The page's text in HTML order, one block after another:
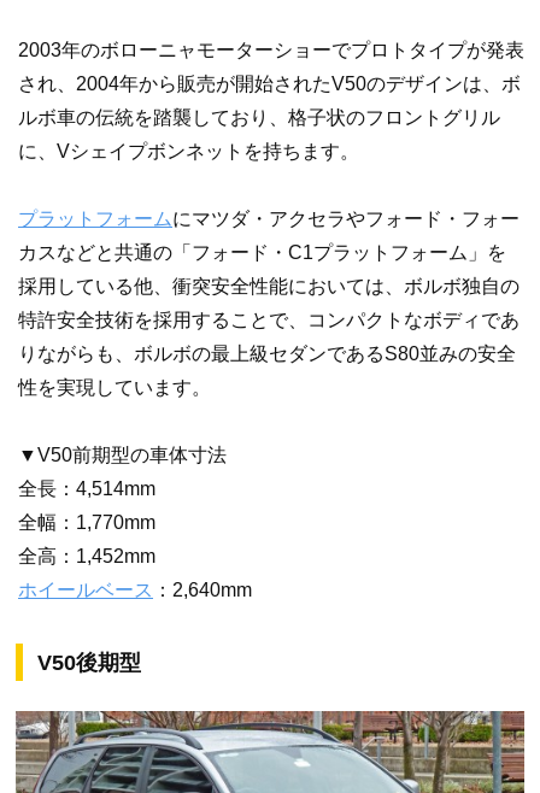
2003年のボローニャモーターショーでプロトタイプが発表
され、2004年から販売が開始されたV50のデザインは、ボ
ルボ車の伝統を踏襲しており、格子状のフロントグリル
に、Vシェイプボンネットを持ちます。
プラットフォームにマツダ・アクセラやフォード・フォー
カスなどと共通の「フォード・C1プラットフォーム」を
採用している他、衝突安全性能においては、ボルボ独自の
特許安全技術を採用することで、コンパクトなボディであ
りながらも、ボルボの最上級セダンであるS80並みの安全
性を実現しています。
▼V50前期型の車体寸法
全長：4,514mm
全幅：1,770mm
全高：1,452mm
ホイールベース ：2,640mm
V50後期型